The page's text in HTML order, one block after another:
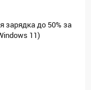
зарядка до 50% за
11)